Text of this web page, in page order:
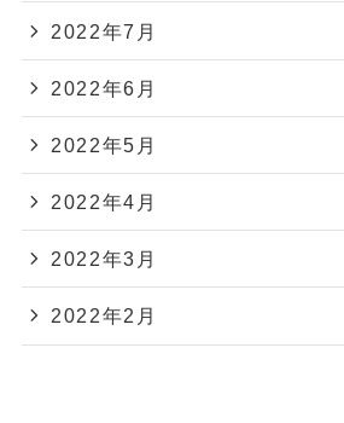
2022年7月
2022年6月
2022年5月
2022年4月
2022年3月
2022年2月